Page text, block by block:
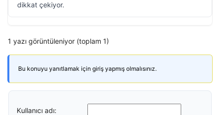
dikkat çekiyor.
1 yazı görüntüleniyor (toplam 1)
Bu konuyu yanıtlamak için giriş yapmış olmalısınız.
Kullanıcı adı: